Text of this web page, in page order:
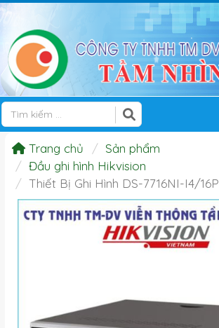
Trang chủ
Sản phẩm
Đầu ghi hình Hikvision
Thiết Bị Ghi Hình DS-7716NI-I4/16P